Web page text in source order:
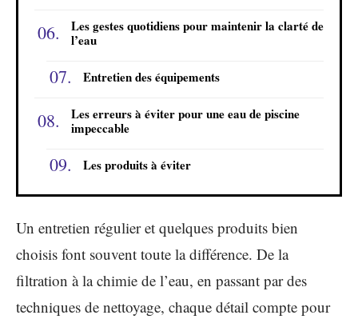
Les gestes quotidiens pour maintenir la clarté de
l’eau
Entretien des équipements
Les erreurs à éviter pour une eau de piscine
impeccable
Les produits à éviter
Un entretien régulier et quelques produits bien
choisis font souvent toute la différence. De la
filtration à la chimie de l’eau, en passant par des
techniques de nettoyage, chaque détail compte pour